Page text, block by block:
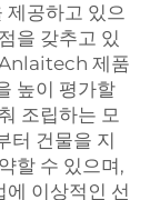
공하고 있으
을 갖추고 있
Anlaitech 제품
높이 평가할
조립하는 모
터 건물을 지
할 수 있으며,
이상적인 선